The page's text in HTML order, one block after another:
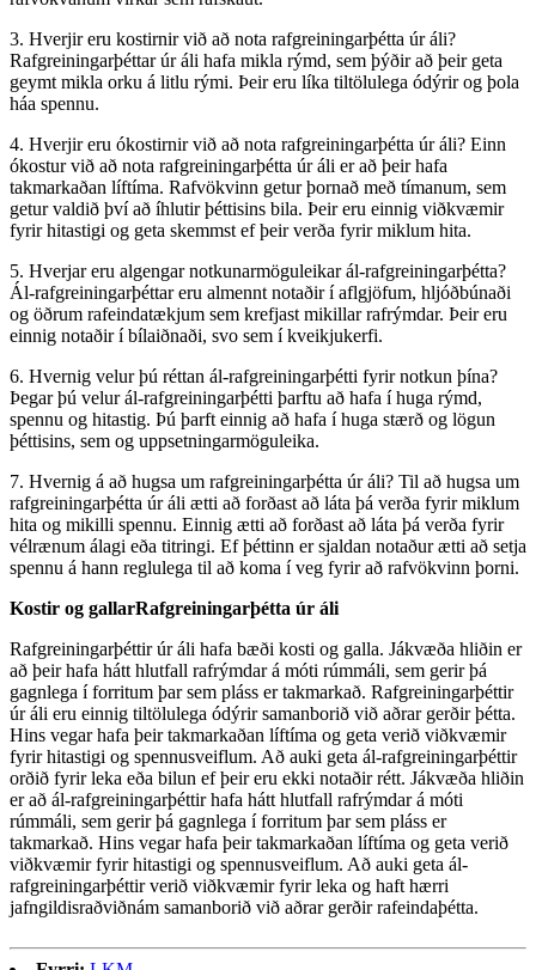
3. Hverjir eru kostirnir við að nota rafgreiningarþétta úr áli?
Rafgreiningarþéttar úr áli hafa mikla rýmd, sem þýðir að þeir geta
geymt mikla orku á litlu rými. Þeir eru líka tiltölulega ódýrir og þola
háa spennu.
4. Hverjir eru ókostirnir við að nota rafgreiningarþétta úr áli? Einn
ókostur við að nota rafgreiningarþétta úr áli er að þeir hafa
takmarkaðan líftíma. Rafvökvinn getur þornað með tímanum, sem
getur valdið því að íhlutir þéttisins bila. Þeir eru einnig viðkvæmir
fyrir hitastigi og geta skemmst ef þeir verða fyrir miklum hita.
5. Hverjar eru algengar notkunarmöguleikar ál-rafgreiningarþétta?
Ál-rafgreiningarþéttar eru almennt notaðir í aflgjöfum, hljóðbúnaði
og öðrum rafeindatækjum sem krefjast mikillar rafrýmdar. Þeir eru
einnig notaðir í bílaiðnaði, svo sem í kveikjukerfi.
6. Hvernig velur þú réttan ál-rafgreiningarþétti fyrir notkun þína?
Þegar þú velur ál-rafgreiningarþétti þarftu að hafa í huga rýmd,
spennu og hitastig. Þú þarft einnig að hafa í huga stærð og lögun
þéttisins, sem og uppsetningarmöguleika.
7. Hvernig á að hugsa um rafgreiningarþétta úr áli? Til að hugsa um
rafgreiningarþétta úr áli ætti að forðast að láta þá verða fyrir miklum
hita og mikilli spennu. Einnig ætti að forðast að láta þá verða fyrir
vélrænum álagi eða titringi. Ef þéttinn er sjaldan notaður ætti að setja
spennu á hann reglulega til að koma í veg fyrir að rafvökvinn þorni.
Kostir og gallarRafgreiningarþétta úr áli
Rafgreiningarþéttir úr áli hafa bæði kosti og galla. Jákvæða hliðin er
að þeir hafa hátt hlutfall rafrýmdar á móti rúmmáli, sem gerir þá
gagnlega í forritum þar sem pláss er takmarkað. Rafgreiningarþéttir
úr áli eru einnig tiltölulega ódýrir samanborið við aðrar gerðir þétta.
Hins vegar hafa þeir takmarkaðan líftíma og geta verið viðkvæmir
fyrir hitastigi og spennusveiflum. Að auki geta ál-rafgreiningarþéttir
orðið fyrir leka eða bilun ef þeir eru ekki notaðir rétt. Jákvæða hliðin
er að ál-rafgreiningarþéttir hafa hátt hlutfall rafrýmdar á móti
rúmmáli, sem gerir þá gagnlega í forritum þar sem pláss er
takmarkað. Hins vegar hafa þeir takmarkaðan líftíma og geta verið
viðkvæmir fyrir hitastigi og spennusveiflum. Að auki geta ál-
rafgreiningarþéttir verið viðkvæmir fyrir leka og haft hærri
jafngildisraðviðnám samanborið við aðrar gerðir rafeindaþétta.